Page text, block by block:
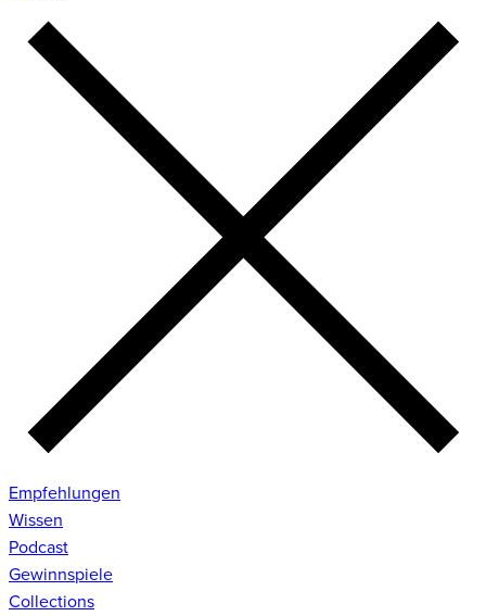
Empfehlungen
Wissen
Podcast
Gewinnspiele
Collections